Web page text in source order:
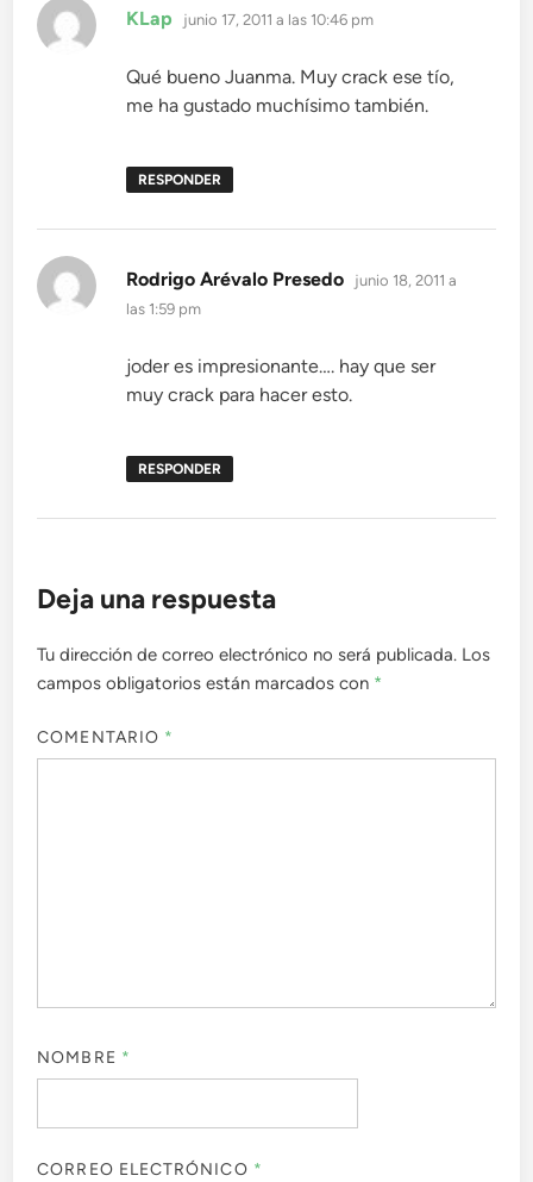
KLap dice:
junio 17, 2011 a las 10:46 pm
Qué bueno Juanma. Muy crack ese tío,
me ha gustado muchísimo también.
RESPONDER
Rodrigo Arévalo Presedo dice:
junio 18, 2011 a
las 1:59 pm
joder es impresionante…. hay que ser
muy crack para hacer esto.
RESPONDER
Deja una respuesta
Tu dirección de correo electrónico no será publicada. Los
campos obligatorios están marcados con *
COMENTARIO *
NOMBRE *
CORREO ELECTRÓNICO *